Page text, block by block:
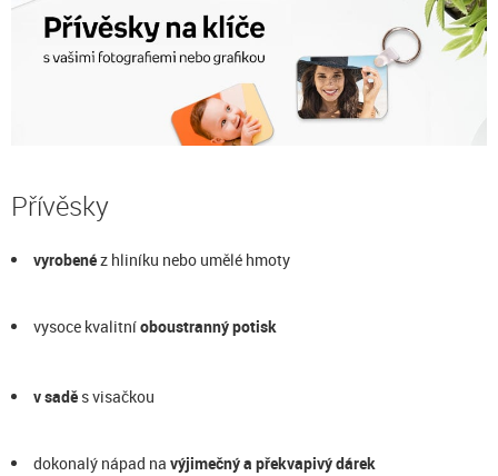
Přívěsky
vyrobenéz hliníku nebo umělé hmoty
vysoce kvalitníoboustranný potisk
v sadě s visačkou
dokonalý nápad na výjimečný a překvapivý dárek